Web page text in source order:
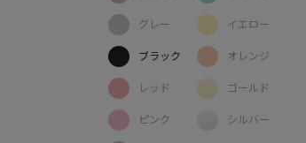
グレー
ブラック
レッド
ピンク
イエロー
オレンジ
ゴールド
シルバー